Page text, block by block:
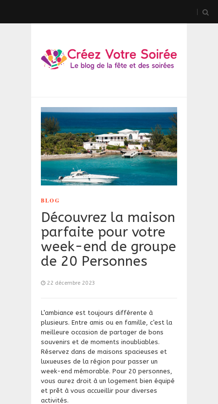
BLOG
Découvrez la maison
parfaite pour votre
week-end de groupe
de 20 Personnes
22 décembre 2023
L’ambiance est toujours différente à
plusieurs. Entre amis ou en famille, c’est la
meilleure occasion de partager de bons
souvenirs et de moments inoubliables.
Réservez dans de maisons spacieuses et
luxueuses de la région pour passer un
week-end mémorable. Pour 20 personnes,
vous aurez droit à un logement bien équipé
et prêt à vous accueillir pour diverses
activités.